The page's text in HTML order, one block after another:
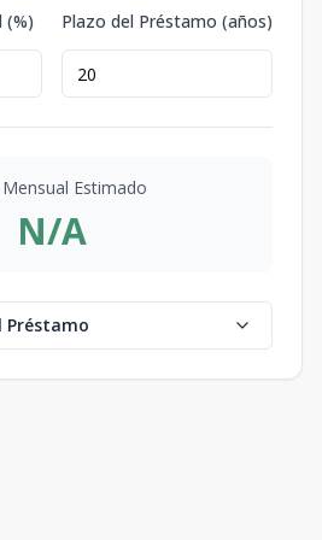
(%) Plazo del Préstamo (años)
Estimado
N/A
Préstamo